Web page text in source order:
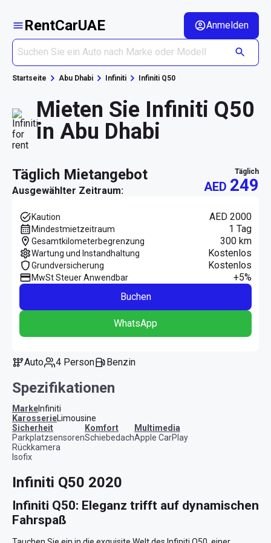
RentCarUAE Anmelden
Startseite Abu Dhabi Infiniti Infiniti Q50
Mieten Sie Infiniti Q50
in Abu Dhabi
täglich Mietangebot
Ausgewählter Zeitraum:
täglich
AED 249
Kaution AED 2000
Mindestmietzeitraum 1 Tag
Gesamtkilometerbegrenzung 300 km
Wartung und Instandhaltung Kostenlos
Grundversicherung Kostenlos
MwSt Steuer Anwendbar
+5%
Buchen
WhatsApp
Auto 4 Person Benzin
Spezifikationen
MarkeInfiniti
KarosserieLimousine
Sicherheit
Parkplatzsensoren
Rückkamera
Isofix
Komfort
Schiebedach
Multimedia
Apple CarPlay
Infiniti Q50 2020
Infiniti Q50: Eleganz trifft auf dynamischen
Fahrspaß